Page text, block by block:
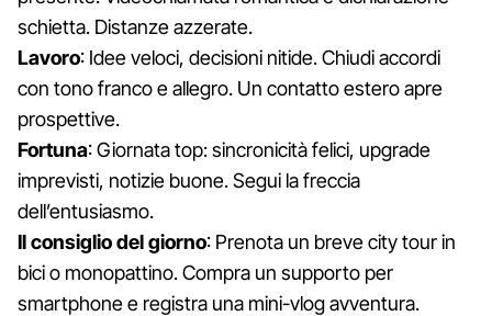
schietta. Distanze azzerate.
Lavoro: Idee veloci, decisioni nitide. Chiudi accordi
con tono franco e allegro. Un contatto estero apre
prospettive.
Fortuna: Giornata top: sincronicità felici, upgrade
imprevisti, notizie buone. Segui la freccia
dell’entusiasmo.
Il consiglio del giorno: Prenota un breve city tour in
bici o monopattino. Compra un supporto per
smartphone e registra una mini-vlog avventura.